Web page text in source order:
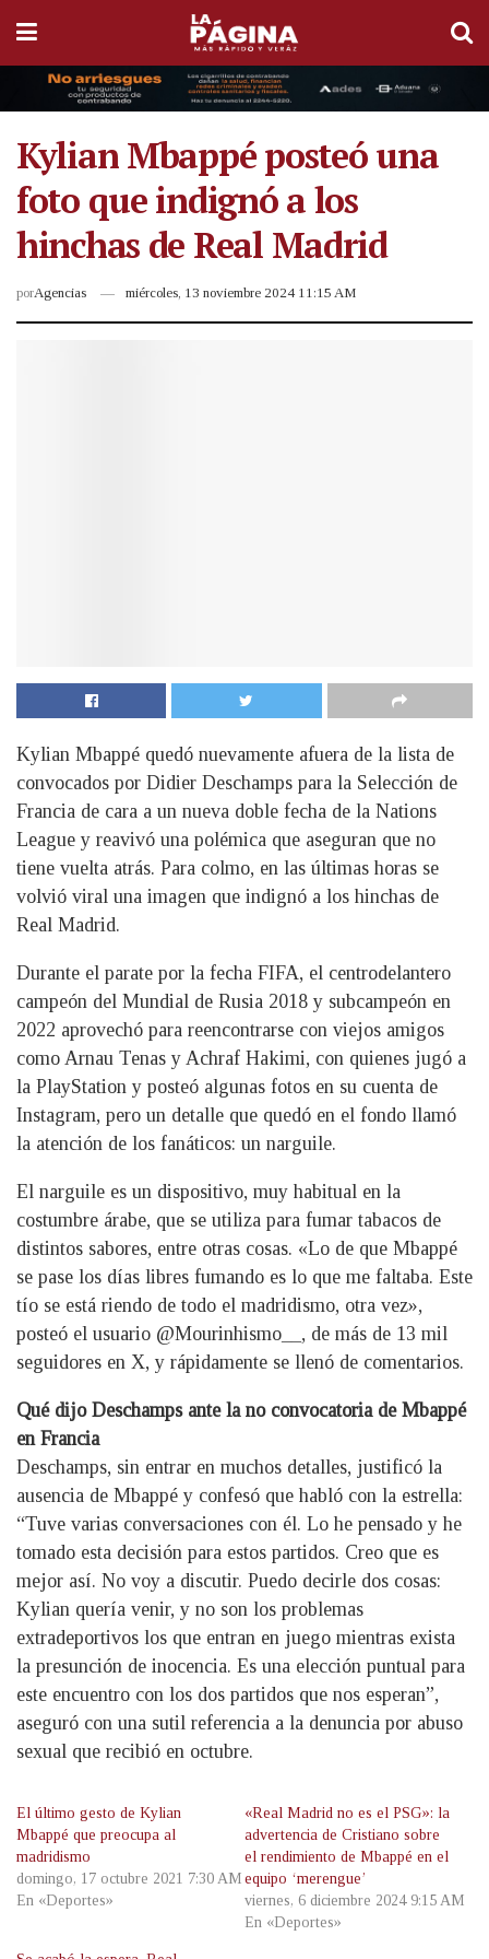
Kylian Mbappé posteó una
foto que indignó a los
hinchas de Real Madrid
porAgencias miércoles, 13 noviembre 2024 11:15 AM
Kylian Mbappé quedó nuevamente afuera de la lista de
convocados por Didier Deschamps para la Selección de
Francia de cara a un nueva doble fecha de la Nations
League y reavivó una polémica que aseguran que no
tiene vuelta atrás. Para colmo, en las últimas horas se
volvió viral una imagen que indignó a los hinchas de
Real Madrid.
Durante el parate por la fecha FIFA, el centrodelantero
campeón del Mundial de Rusia 2018 y subcampeón en
2022 aprovechó para reencontrarse con viejos amigos
como Arnau Tenas y Achraf Hakimi, con quienes jugó a
la PlayStation y posteó algunas fotos en su cuenta de
Instagram, pero un detalle que quedó en el fondo llamó
la atención de los fanáticos: un narguile.
El narguile es un dispositivo, muy habitual en la
costumbre árabe, que se utiliza para fumar tabacos de
distintos sabores, entre otras cosas. «Lo de que Mbappé
se pase los días libres fumando es lo que me faltaba. Este
tío se está riendo de todo el madridismo, otra vez»,
posteó el usuario @Mourinhismo__, de más de 13 mil
seguidores en X, y rápidamente se llenó de comentarios.
Qué dijo Deschamps ante la no convocatoria de Mbappé
en Francia
Deschamps, sin entrar en muchos detalles, justificó la
ausencia de Mbappé y confesó que habló con la estrella:
“Tuve varias conversaciones con él. Lo he pensado y he
tomado esta decisión para estos partidos. Creo que es
mejor así. No voy a discutir. Puedo decirle dos cosas:
Kylian quería venir, y no son los problemas
extradeportivos los que entran en juego mientras exista
la presunción de inocencia. Es una elección puntual para
este encuentro con los dos partidos que nos esperan”,
aseguró con una sutil referencia a la denuncia por abuso
sexual que recibió en octubre.
El último gesto de Kylian
Mbappé que preocupa al
madridismo
domingo, 17 octubre 2021 7:30 AM
En «Deportes»
«Real Madrid no es el PSG»: la
advertencia de Cristiano sobre
el rendimiento de Mbappé en el
equipo ‘merengue’
viernes, 6 diciembre 2024 9:15 AM
En «Deportes»